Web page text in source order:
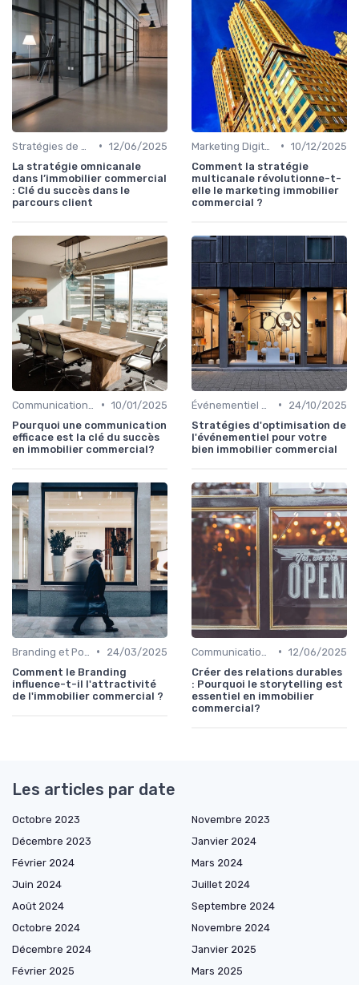
• 12/06/2025
La stratégie omnicanale
dans l’immobilier commercial
: Clé du succès dans le
parcours client
• 10/12/2025
Comment la stratégie
multicanale révolutionne-t-
elle le marketing immobilier
commercial ?
• 10/01/2025
Pourquoi une communication
efficace est la clé du succès
en immobilier commercial?
•
24/10/2025
Stratégies d'optimisation de
l'événementiel pour votre
bien immobilier commercial
•
24/03/2025
Comment le Branding
influence-t-il l'attractivité
de l'immobilier commercial ?
• 12/06/2025
Créer des relations durables
: Pourquoi le storytelling est
essentiel en immobilier
commercial?
Les articles par date
Octobre 2023
Novembre 2023
Décembre 2023
Janvier 2024
Février 2024
Mars 2024
Juin 2024
Juillet 2024
Août 2024
Septembre 2024
Octobre 2024
Novembre 2024
Décembre 2024
Janvier 2025
Février 2025
Mars 2025